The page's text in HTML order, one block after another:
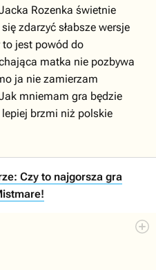
Rozenka świetnie
zdarzyć słabsze wersje
to jest powód do
matka nie pozbywa
ja nie zamierzam
mniemam gra będzie
brzmi niż polskie
Czy to najgorsza gra